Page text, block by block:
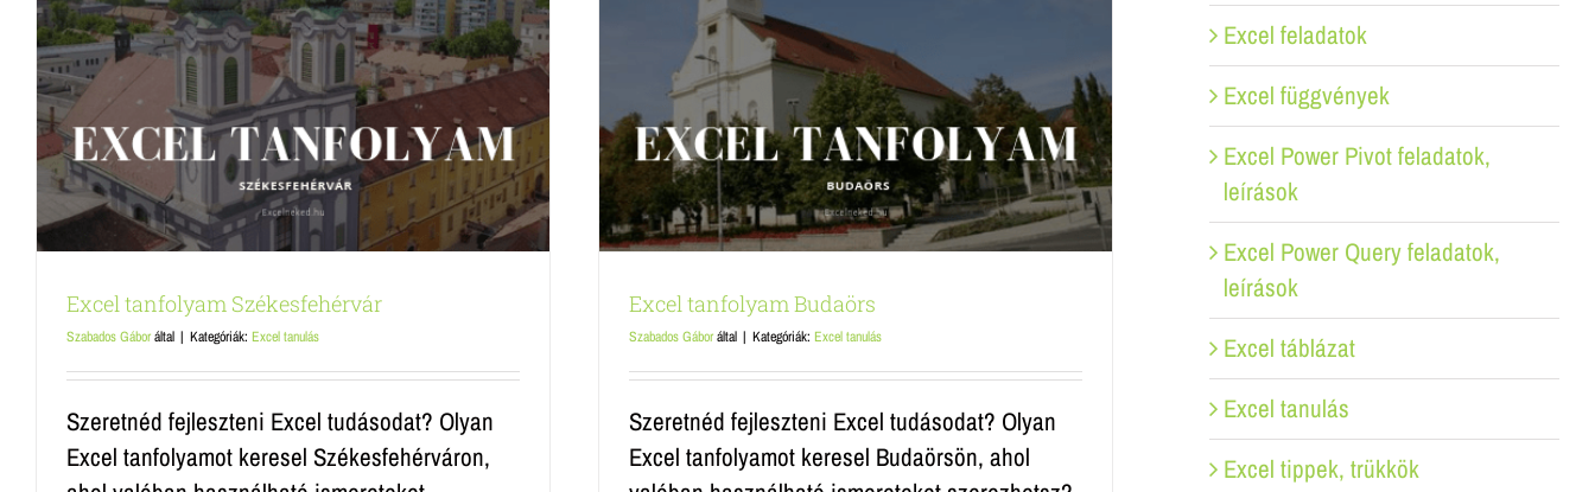
Excel tanfolyam Székesfehérvár
Szabados Gáboráltal | Kategóriák: Excel tanulás
Szeretnéd fejleszteni Excel tudásodat? Olyan
Excel tanfolyamot keresel Székesfehérváron,
Excel tanfolyam Budaörs
Excel tanulás
Excel tanfolyam Budaörs
Szabados Gáboráltal | Kategóriák: Excel tanulás
Szeretnéd fejleszteni Excel tudásodat? Olyan
Excel tanfolyamot keresel Budaörsön, ahol
Excel feladatok
Excel függvények
Excel Power Pivot feladatok,
leírások
Excel Power Query feladatok,
leírások
Excel táblázat
Excel tanulás
Excel tippek, trükkök